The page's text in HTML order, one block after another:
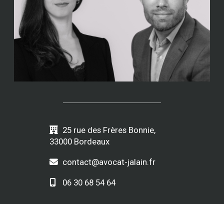
25 rue des Frères Bonnie,
33000 Bordeaux
contact@avocat-jalain.fr
06 30 68 54 64